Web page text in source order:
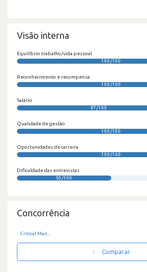
Visão interna
Equilíbrio trabalho/vida pessoal
100/100
Reconhecimento e recompensa
100/100
Salário
87/100
Qualidade de gestão
100/100
Oportunidades de carreira
100/100
Dificuldade das entrevistas
50/100
Concorrência
Critical Man...
Comparar